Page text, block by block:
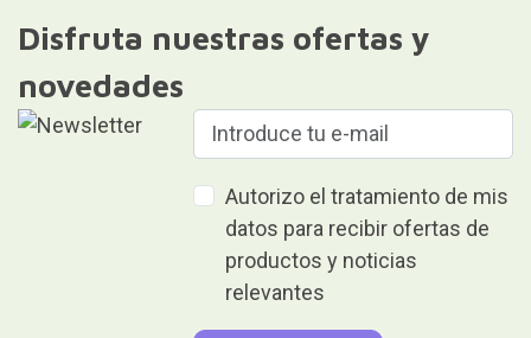
Disfruta nuestras ofertas y
novedades
Autorizo el tratamiento de mis
datos para recibir ofertas de
productos y noticias
relevantes